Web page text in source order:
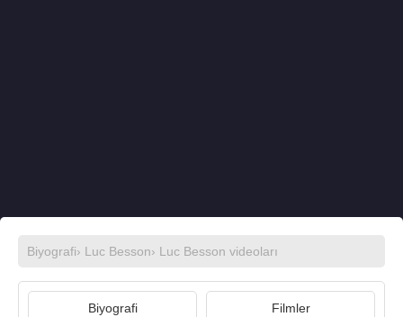
Biyografi› Luc Besson› Luc Besson videoları
Biyografi Filmler